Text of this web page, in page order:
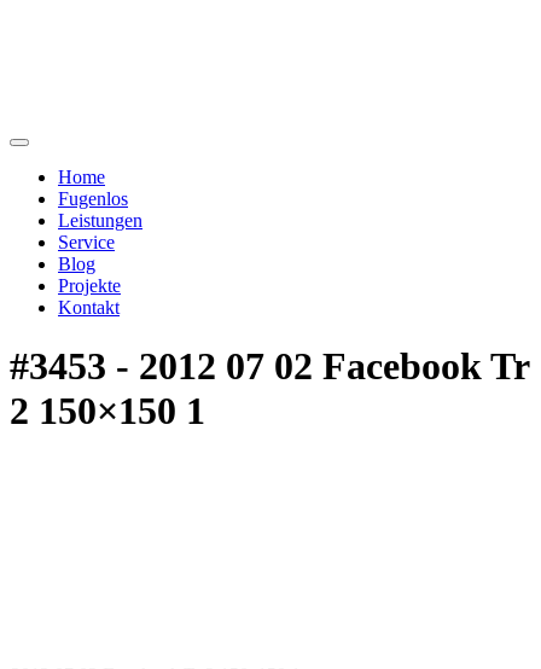
Home
Fugenlos
Leistungen
Service
Blog
Projekte
Kontakt
#3453 - 2012 07 02 Facebook Tr
2 150×150 1